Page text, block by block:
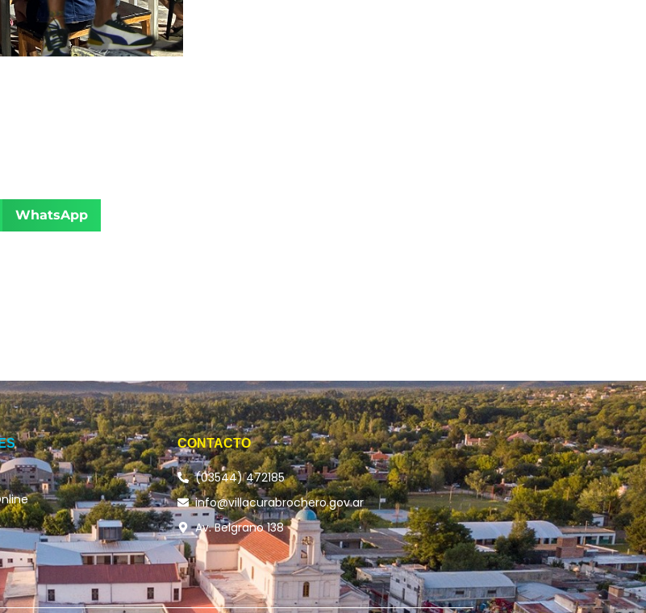
WhatsApp
CONTACTO
(03544) 472185
info@villacurabrochero.gov.ar
Av. Belgrano 138